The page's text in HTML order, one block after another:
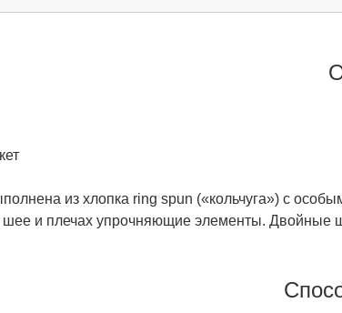
из хлопка ring spun («кольчуга») с
шее и плечах упрочняющие элементы. Двойные